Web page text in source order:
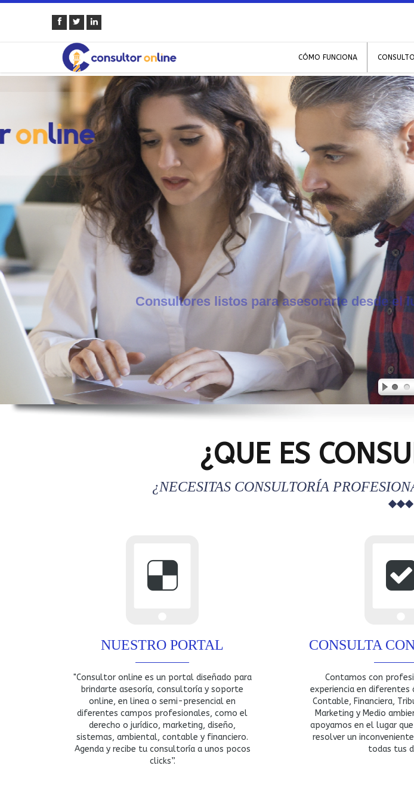
CÓMO FUNCIONA
Agenda a tu
¿QUE ES
¿NECESITAS CONSULTORÍA
NUESTRO PORTAL
"Consultor online es un portal diseñado para
brindarte asesoría, consultoría y soporte
online, en linea o semi-presencial en
diferentes campos profesionales, como el
derecho o jurídico, marketing, diseño,
sistemas, ambiental, contable y financiero.
Agenda y recibe tu consultoría a unos pocos
clicks”.
CONSULTA
Contamos con
experiencia en diferentes
Contable, Financiera,
Marketing y Medio
apoyamos en el lugar
resolver un
todas tus